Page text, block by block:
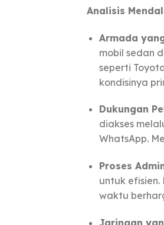
Analisis
Armada
mobil sedan
seperti
kondisinya
Dukungan
diakses
WhatsApp.
Proses
untuk efisien.
waktu